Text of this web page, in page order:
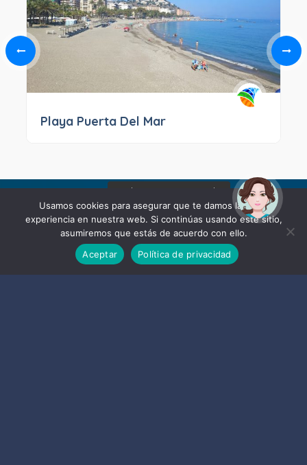
Playa Puerta Del Mar
Usamos cookies para asegurar que te damos la mejor
experiencia en nuestra web. Si continúas usando este sitio,
asumiremos que estás de acuerdo con ello.
Aceptar
Política de privacidad
¡Hola! Soy Noy. ¿Puedo
ayudarte?